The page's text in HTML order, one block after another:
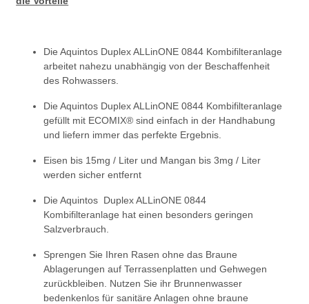
Die Aquintos Duplex ALLinONE 0844 Kombifilteranlage
arbeitet nahezu unabhängig von der Beschaffenheit
des Rohwassers.
Die Aquintos Duplex ALLinONE 0844 Kombifilteranlage
gefüllt mit ECOMIX® sind einfach in der Handhabung
und liefern immer das perfekte Ergebnis.
Eisen bis 15mg / Liter und Mangan bis 3mg / Liter
werden sicher entfernt
Die Aquintos Duplex ALLinONE 0844
Kombifilteranlage hat einen besonders geringen
Salzverbrauch.
Sprengen Sie Ihren Rasen ohne das Braune
Ablagerungen auf Terrassenplatten und Gehwegen
zurückbleiben. Nutzen Sie ihr Brunnenwasser
bedenkenlos für sanitäre Anlagen ohne braune